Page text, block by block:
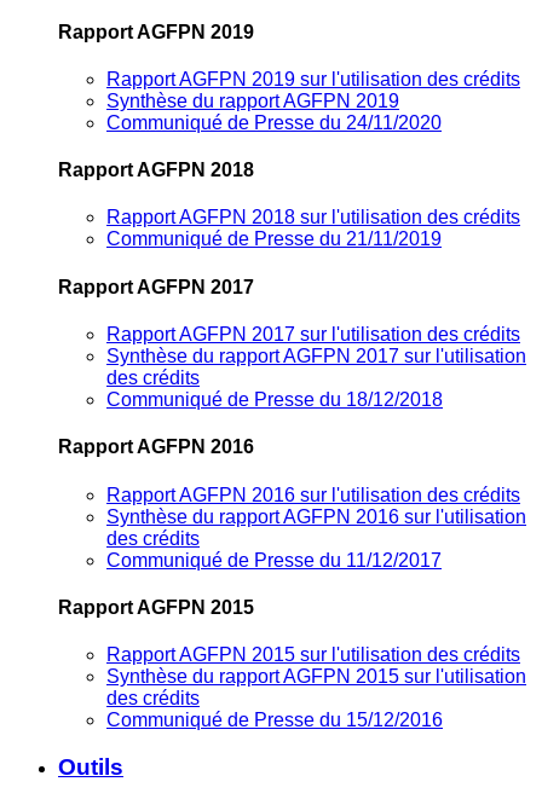
Rapport AGFPN 2019
Rapport AGFPN 2019 sur l'utilisation des crédits
Synthèse du rapport AGFPN 2019
Communiqué de Presse du 24/11/2020
Rapport AGFPN 2018
Rapport AGFPN 2018 sur l'utilisation des crédits
Communiqué de Presse du 21/11/2019
Rapport AGFPN 2017
Rapport AGFPN 2017 sur l'utilisation des crédits
Synthèse du rapport AGFPN 2017 sur l'utilisation
des crédits
Communiqué de Presse du 18/12/2018
Rapport AGFPN 2016
Rapport AGFPN 2016 sur l'utilisation des crédits
Synthèse du rapport AGFPN 2016 sur l'utilisation
des crédits
Communiqué de Presse du 11/12/2017
Rapport AGFPN 2015
Rapport AGFPN 2015 sur l'utilisation des crédits
Synthèse du rapport AGFPN 2015 sur l'utilisation
des crédits
Communiqué de Presse du 15/12/2016
Outils